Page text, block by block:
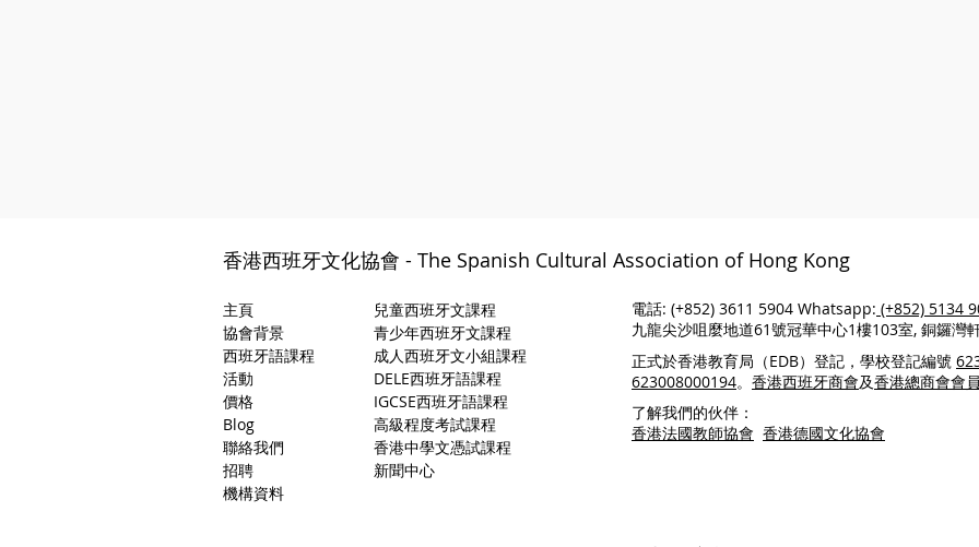
香港西班牙文化協會 - The Spanish Cultural Association of Hong Kong
兒童西班牙文課程
青少年西班牙文課程
成人西班牙文小組課程
DELE西班牙語課程
IGCSE西班牙語課程
高級程度考試課程
香港中學文憑試課程
新聞中心
主頁
協會背景
西班牙語課程
活動
價格
Blog
聯絡我們
招聘
機構資料
電話: (+852) 3611 5904 Whatsapp: (+852) 5134
九龍尖沙咀麼地道61號冠華中心1樓103室, 銅鑼灣
了解我們的伙伴：
香港法國教師協會 香港德國文化協會
正式於香港教育局（EDB）登記，學校登記編號
623008000194。 香港西班牙商會及香港總商會會員